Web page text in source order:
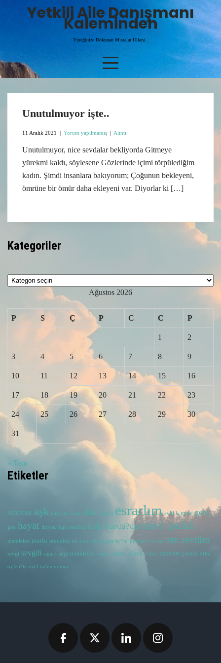
Yetkili Aile Danışmanı
Kaleminden
Yüreğinize Dokunan Mısralar Ülkesi..
Unutulmuyor işte..
11 Aralık 2021 | Yorum yapılmamış | Alıntı
Unutulmuyor, nice sevdalar bekliyorda Gitmeye
yürekmi kaldı, söylesene Gözlerinde içimi törpülediğim
kadın. Şimdi insanlara bakıyorum; Çoğunun bekleyeni,
ömrüne bir ömür daha ekleyeni var. Diyorlar ki […]
Kategoriler
Kategoriler
Ağustos 2026
P S Ç P C C P
1 2
3 4 5 6 7 8 9
10 11 12 13 14 15 16
17 18 19 20 21 22 23
24 25 26 27 28 29 30
31
« Tem
Etiketler
ATATÜRK aşk bayram başın dua dünya esrarlım evlilik gece genç
göz hayat ihtiyaç ilgi istanbul kalp kördü?üm mavi_patikli
memleket mutlu mutluluk ne okul olsun payla??m pencere rol sa? sen sevdim
sevgi sevgili sigara silgi uzakulke vatan yalan yürek Yüzü zaman çocuk öfke
öyle i?te özel özleniyorsun